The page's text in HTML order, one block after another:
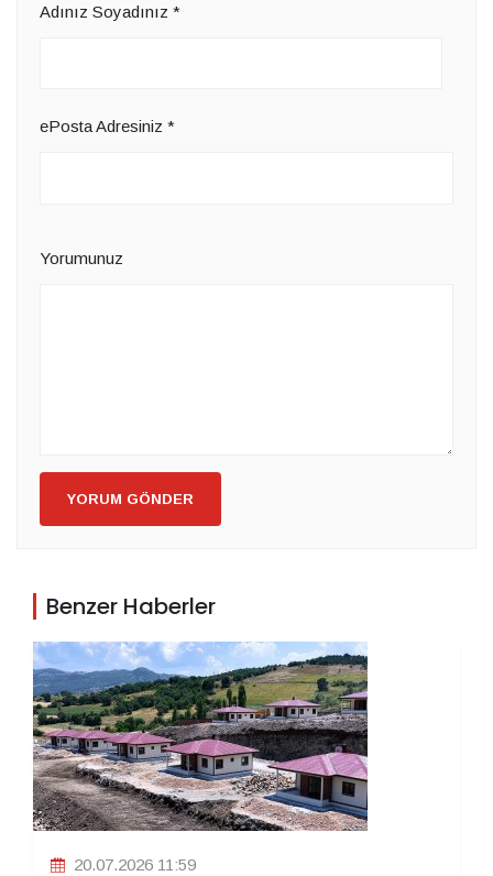
Adınız Soyadınız *
ePosta Adresiniz *
Yorumunuz
YORUM GÖNDER
Benzer Haberler
20.07.2026 11:59